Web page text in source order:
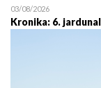
03/08/2026
Kronika: 6.